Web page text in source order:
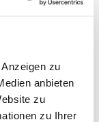
zu
anbieten
zu
zu Ihrer